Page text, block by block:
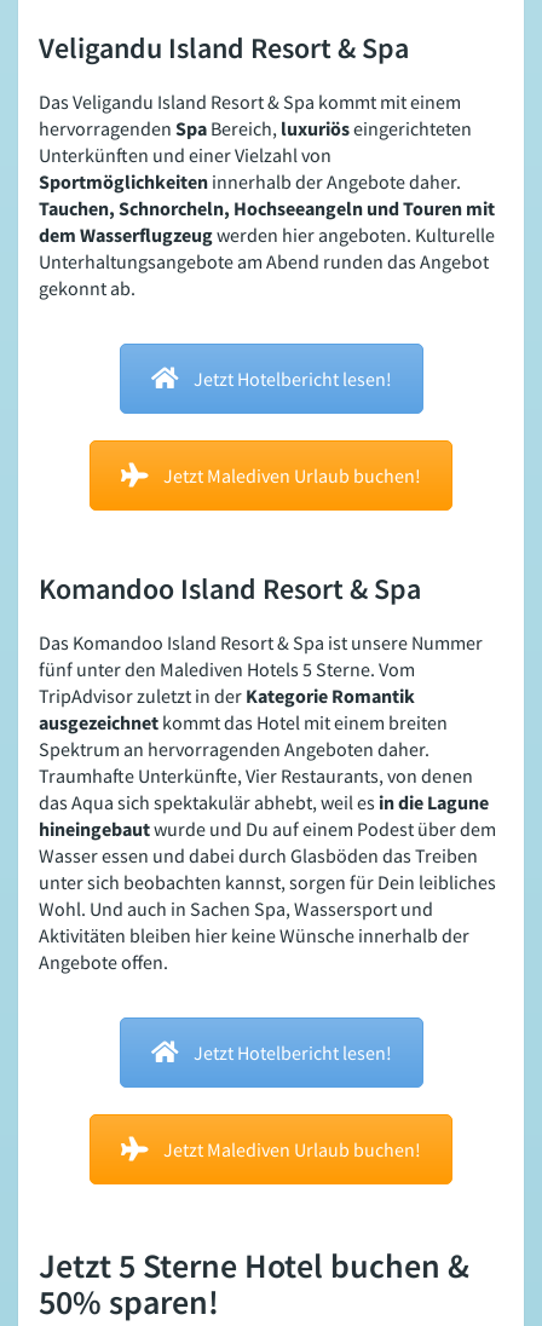
Veligandu Island Resort & Spa
Das Veligandu Island Resort & Spa kommt mit einem
hervorragenden Spa Bereich, luxuriöseingerichteten
Unterkünften und einer Vielzahl von
Sportmöglichkeiten innerhalb der Angebote daher.
Tauchen, Schnorcheln, Hochseeangeln und Touren mit
dem Wasserflugzeugwerden hier angeboten. Kulturelle
Unterhaltungsangebote am Abend runden das Angebot
gekonnt ab.
Jetzt Hotelbericht lesen!
Jetzt Malediven Urlaub buchen!
Komandoo Island Resort & Spa
Das Komandoo Island Resort & Spa ist unsere Nummer
fünf unter den Malediven Hotels 5 Sterne. Vom
TripAdvisor zuletzt in der Kategorie Romantik
ausgezeichnet kommt das Hotel mit einem breiten
Spektrum an hervorragenden Angeboten daher.
Traumhafte Unterkünfte, Vier Restaurants, von denen
das Aqua sich spektakulär abhebt, weil es in die Lagune
hineingebautwurde und Du auf einem Podest über dem
Wasser essen und dabei durch Glasböden das Treiben
unter sich beobachten kannst, sorgen für Dein leibliches
Wohl. Und auch in Sachen Spa, Wassersport und
Aktivitäten bleiben hier keine Wünsche innerhalb der
Angebote offen.
Jetzt Hotelbericht lesen!
Jetzt Malediven Urlaub buchen!
Jetzt 5 Sterne Hotel buchen &
50% sparen!